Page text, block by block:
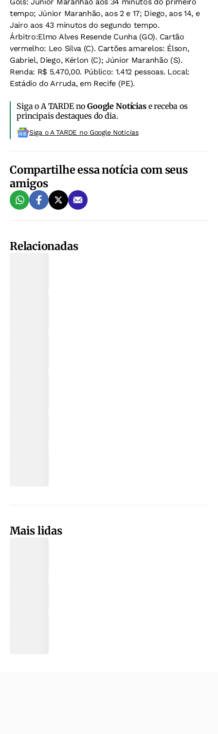
tempo; Júnior Maranhão, aos 2 e 17; Diego, aos 14, e
Jairo aos 43 minutos do segundo tempo.
Árbitro:Elmo Alves Resende Cunha (GO). Cartão
vermelho: Leo Silva (C). Cartões amarelos: Élson,
Gabriel, Diego, Kérlon (C); Júnior Maranhão (S).
Renda: R$ 5.470,00. Público: 1.412 pessoas. Local:
Estádio do Arruda, em Recife (PE).
Siga o A TARDE noGoogle Notíciase receba os
principais destaques do dia.
Siga o A TARDE no Google Noticias
Compartilhe essa notícia com seus
amigos
Relacionadas
Mais lidas